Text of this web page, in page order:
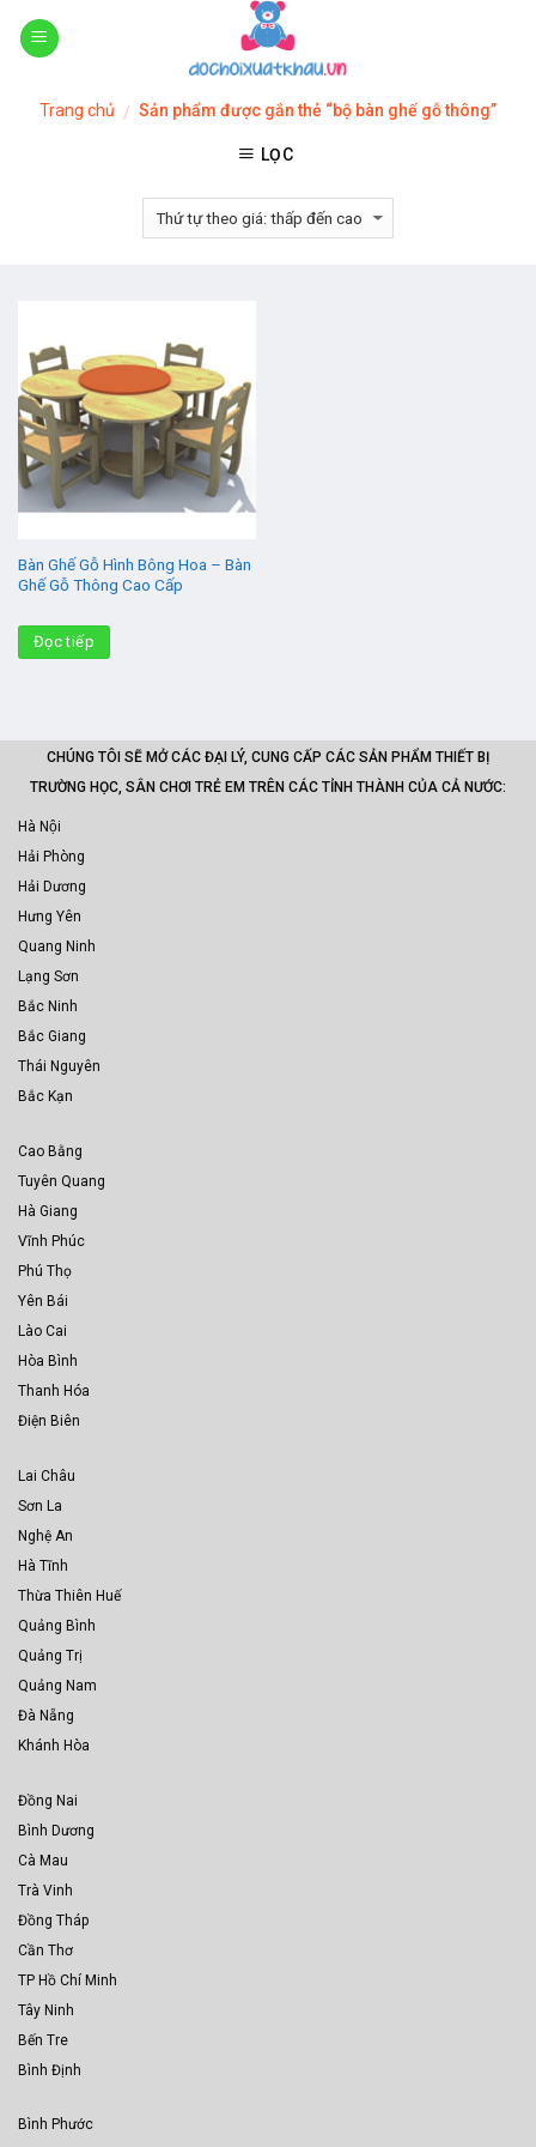
Skip
Trang chủ / Sản phẩm được gắn thẻ “bộ bàn ghế gỗ thông”
LỌC
Bàn Ghế Gỗ Hình Bông Hoa – Bàn
Ghế Gỗ Thông Cao Cấp
Đọc tiếp
CHÚNG TÔI SẼ MỞ CÁC ĐẠI LÝ, CUNG CẤP CÁC SẢN PHẨM THIẾT BỊ
TRƯỜNG HỌC, SÂN CHƠI TRẺ EM TRÊN CÁC TỈNH THÀNH CỦA CẢ NƯỚC:
Hà Nội
Hải Phòng
Hải Dương
Hưng Yên
Quang Ninh
Lạng Sơn
Bắc Ninh
Bắc Giang
Thái Nguyên
Bắc Kạn
Cao Bằng
Tuyên Quang
Hà Giang
Vĩnh Phúc
Phú Thọ
Yên Bái
Lào Cai
Hòa Bình
Thanh Hóa
Điện Biên
Lai Châu
Sơn La
Nghệ An
Hà Tĩnh
Thừa Thiên Huế
Quảng Bình
Quảng Trị
Quảng Nam
Đà Nẵng
Khánh Hòa
Đồng Nai
Bình Dương
Cà Mau
Trà Vinh
Đồng Tháp
Cần Thơ
TP Hồ Chí Minh
Tây Ninh
Bến Tre
Bình Định
Bình Phước